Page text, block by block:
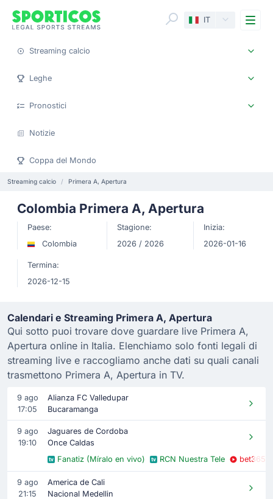
IT
Streaming calcio
Leghe
Pronostici
Notizie
Coppa del Mondo
Streaming calcio Primera A, Apertura
Colombia Primera A, Apertura
Paese:
Colombia
Stagione:
2026 / 2026
Inizia:
2026-01-16
Termina:
2026-12-15
Calendari e Streaming Primera A, Apertura
Qui sotto puoi trovare dove guardare live Primera A,
Apertura online in Italia. Elenchiamo solo fonti legali di
streaming live e raccogliamo anche dati su quali canali
trasmettono Primera A, Apertura in TV.
9 ago
17:05
Alianza FC Valledupar
Bucaramanga
9 ago
19:10
Jaguares de Cordoba
Once Caldas
Fanatiz (Míralo en vivo)
RCN Nuestra Tele bet365
9 ago
21:15
America de Cali
Nacional Medellin